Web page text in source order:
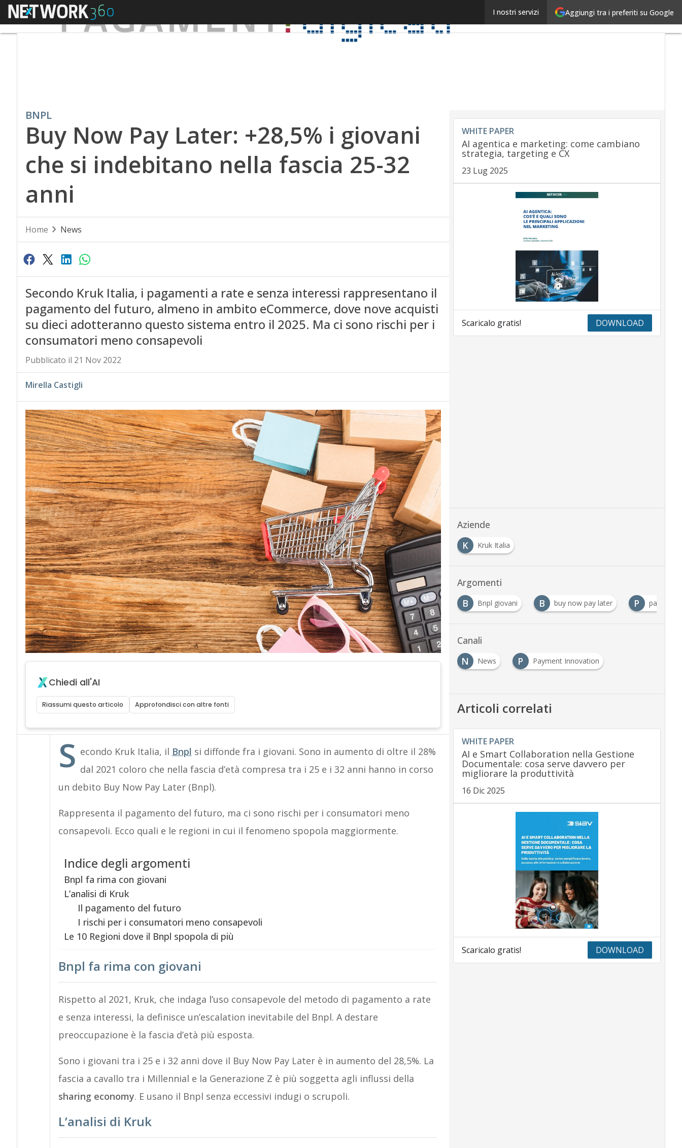
Aggiungi tra i preferiti su Google
I nostri servizi
Menu Buy Now Pay Later: +28,5% i giovani che si
BNPL
Buy Now Pay Later: +28,5% i giovani
che si indebitano nella fascia 25-32
anni
Home News
Secondo Kruk Italia, i pagamenti a rate e senza interessi rappresentano il
pagamento del futuro, almeno in ambito eCommerce, dove nove acquisti
su dieci adotteranno questo sistema entro il 2025. Ma ci sono rischi per i
consumatori meno consapevoli
Pubblicato il 21 Nov 2022
Mirella Castigli
Chiedi all'AI
Riassumi questo articolo Approfondisci con altre fonti
S econdo Kruk Italia, il Bnpl si diffonde fra i giovani. Sono in aumento di oltre il 28%
dal 2021 coloro che nella fascia d’età compresa tra i 25 e i 32 anni hanno in corso
un debito Buy Now Pay Later (Bnpl).
Rappresenta il pagamento del futuro, ma ci sono rischi per i consumatori meno
consapevoli. Ecco quali e le regioni in cui il fenomeno spopola maggiormente.
Indice degli argomenti
Bnpl fa rima con giovani
L’analisi di Kruk
Il pagamento del futuro
I rischi per i consumatori meno consapevoli
Le 10 Regioni dove il Bnpl spopola di più
Bnpl fa rima con giovani
Rispetto al 2021, Kruk, che indaga l’uso consapevole del metodo di pagamento a rate
e senza interessi, la definisce un’escalation inevitabile del Bnpl. A destare
preoccupazione è la fascia d’età più esposta.
Sono i giovani tra i 25 e i 32 anni dove il Buy Now Pay Later è in aumento del 28,5%. La
fascia a cavallo tra i Millennial e la Generazione Z è più soggetta agli influssi della
sharing economy. E usano il Bnpl senza eccessivi indugi o scrupoli.
L’analisi di Kruk
WHITE PAPER
AI agentica e marketing: come cambiano
strategia, targeting e CX
23 Lug 2025
Scaricalo gratis! DOWNLOAD
Aziende
K
Kruk Italia
Argomenti
B
bnpl B Bnpl giovani B buy now pay later P
Canali
N
News P Payment Innovation
Articoli correlati
WHITE PAPER
AI e Smart Collaboration nella Gestione
Documentale: cosa serve davvero per
migliorare la produttività
16 Dic 2025
Scaricalo gratis! DOWNLOAD